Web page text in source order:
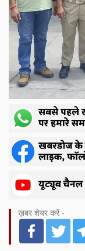
ख़बर शेयर करें -